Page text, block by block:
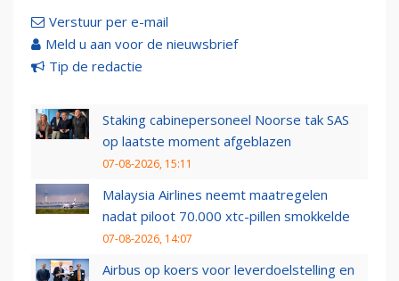
Verstuur per e-mail
Meld u aan voor de nieuwsbrief
Tip de redactie
Staking cabinepersoneel Noorse tak SAS
op laatste moment afgeblazen
07-08-2026, 15:11
Malaysia Airlines neemt maatregelen
nadat piloot 70.000 xtc-pillen smokkelde
07-08-2026, 14:07
Airbus op koers voor leverdoelstelling en